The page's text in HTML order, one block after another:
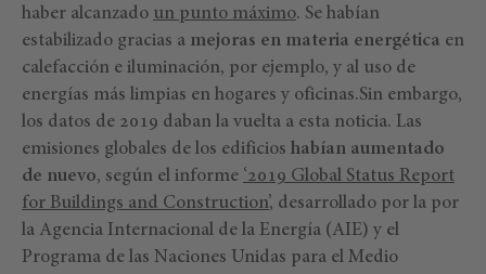
haber alcanzado un punto máximo. Se habían
estabilizado gracias a mejoras en materia energética en
calefacción e iluminación, por ejemplo, y al uso de
energías más limpias en hogares y oficinas.Sin embargo,
los datos de 2019 daban la vuelta a esta noticia. Las
emisiones globales de los edificios habían aumentado
de nuevo, según el informe ‘2019 Global Status Report
for Buildings and Construction’, desarrollado por la por
la Agencia Internacional de la Energía (AIE) y el
Programa de las Naciones Unidas para el Medio